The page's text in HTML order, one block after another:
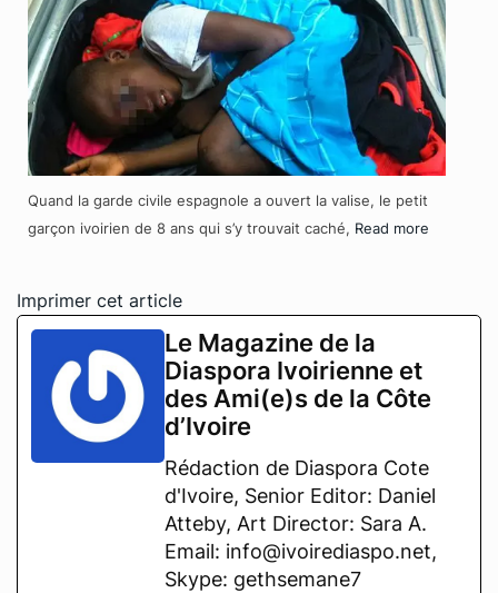
Quand la garde civile espagnole a ouvert la valise, le petit
garçon ivoirien de 8 ans qui s’y trouvait caché, Read more
Imprimer cet article
Le Magazine de la
Diaspora Ivoirienne et
des Ami(e)s de la Côte
d’Ivoire
Rédaction de Diaspora Cote
d'Ivoire, Senior Editor: Daniel
Atteby, Art Director: Sara A.
Email: info@ivoirediaspo.net,
Skype: gethsemane7